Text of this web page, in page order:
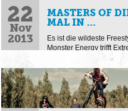
22
Nov
2013
MASTERS OF
MAL IN ...
Es ist die wildeste
Monster Energy trifft
Weltelite der Freestyle-